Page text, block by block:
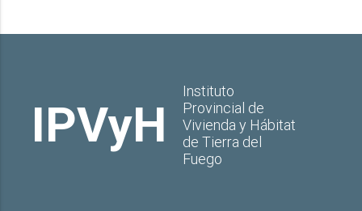
IPVyH
Instituto
Provincial de
Vivienda y Hábitat
de Tierra del
Fuego